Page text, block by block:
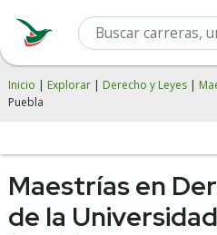
Inicio | Explorar | Derecho y Leyes |
Puebla
Maestrías en
de la